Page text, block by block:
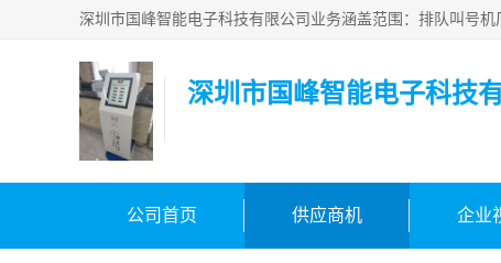
深圳市国峰智能电子科技
公司首页 供应商机 企业